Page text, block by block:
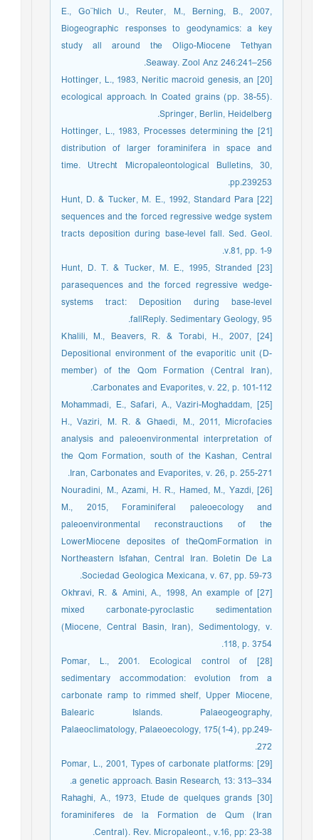
E., Go¨hlich U., Reuter, M., Berning, B., 2007,
Biogeographic responses to geodynamics: a key
study all around the Oligo-Miocene Tethyan
Seaway. Zool Anz 246:241–256.
[20] Hottinger, L., 1983, Neritic macroid genesis, an
ecological approach. In Coated grains (pp. 38-55).
Springer, Berlin, Heidelberg.
[21] Hottinger, L., 1983, Processes determining the
distribution of larger foraminifera in space and
time. Utrecht Micropaleontological Bulletins, 30,
pp.239253.
[22] Hunt, D. & Tucker, M. E., 1992, Standard Para
sequences and the forced regressive wedge system
tracts deposition during base-level fall. Sed. Geol.
v.81, pp. 1-9.
[23] Hunt, D. T. & Tucker, M. E., 1995, Stranded
parasequences and the forced regressive wedge-
systems tract: Deposition during base-level
fallReply. Sedimentary Geology, 95.
[24] Khalili, M., Beavers, R. & Torabi, H., 2007,
Depositional environment of the evaporitic unit (D-
member) of the Qom Formation (Central Iran),
Carbonates and Evaporites, v. 22, p. 101-112.
[25] Mohammadi, E., Safari, A., Vaziri-Moghaddam,
H., Vaziri, M. R. & Ghaedi, M., 2011, Microfacies
analysis and paleoenvironmental interpretation of
the Qom Formation, south of the Kashan, Central
Iran, Carbonates and Evaporites, v. 26, p. 255-271.
[26] Nouradini, M., Azami, H. R., Hamed, M., Yazdi,
M., 2015, Foraminiferal paleoecology and
paleoenvironmental reconstrauctions of the
LowerMiocene deposites of theQomFormation in
Northeastern Isfahan, Central Iran. Boletin De La
Sociedad Geologica Mexicana, v. 67, pp. 59-73.
[27] Okhravi, R. & Amini, A., 1998, An example of
mixed carbonate-pyroclastic sedimentation
(Miocene, Central Basin, Iran), Sedimentology, v.
118, p. 3754.
[28] Pomar, L., 2001. Ecological control of
sedimentary accommodation: evolution from a
carbonate ramp to rimmed shelf, Upper Miocene,
Balearic Islands. Palaeogeography,
Palaeoclimatology, Palaeoecology, 175(1-4), pp.249-
272.
[29] Pomar, L., 2001, Types of carbonate platforms:
a genetic approach. Basin Research, 13: 313–334.
[30] Rahaghi, A., 1973, Etude de quelques grands
foraminiferes de la Formation de Qum (Iran
Central). Rev. Micropaleont., v.16, pp: 23-38.